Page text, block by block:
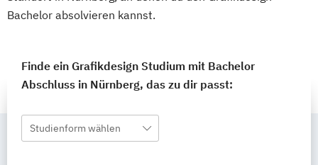
Bachelor absolvieren kannst.
Finde ein Grafikdesign Studium mit Bachelor
Abschluss in Nürnberg, das zu dir passt:
Studienform wählen